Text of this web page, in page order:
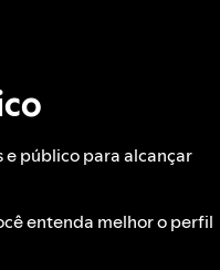
e público para alcançar
entenda melhor o perfil